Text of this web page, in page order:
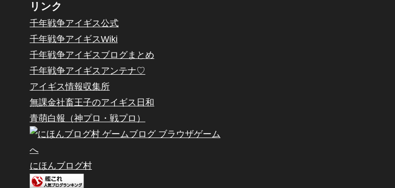
リンク
千年戦争アイギス公式
千年戦争アイギスWiki
千年戦争アイギスブログまとめ
千年戦争アイギスアンテナ♡
アイギス情報収集所
無課金社畜王子のアイギス日和
青萌白報（神プロ・戦プロ）
にほんブログ村